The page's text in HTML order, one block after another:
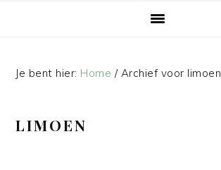
Je bent hier: Home /Archief voor limoen
LIMOEN